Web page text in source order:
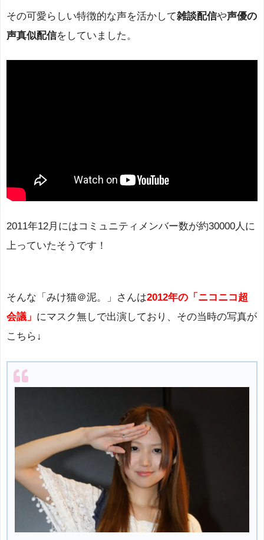
その可愛らしい特徴的な声を活かして雑談配信や声優の
声真似配信をしていました。
2011年12月にはコミュニティメンバー数が約30000人に
上っていたそうです！
そんな「みけ猫＠泥。」さんは2012年の「ニコニコ超
会議」 にマスク無しで出演しており、その当時の写真が
こちら↓